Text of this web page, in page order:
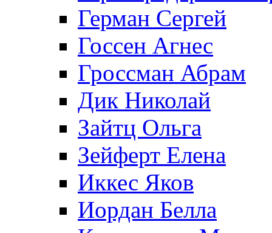
Герман Сергей
Госсен Агнес
Гроссман Абрам
Дик Николай
Зайтц Ольга
Зейферт Елена
Иккес Яков
Иордан Белла